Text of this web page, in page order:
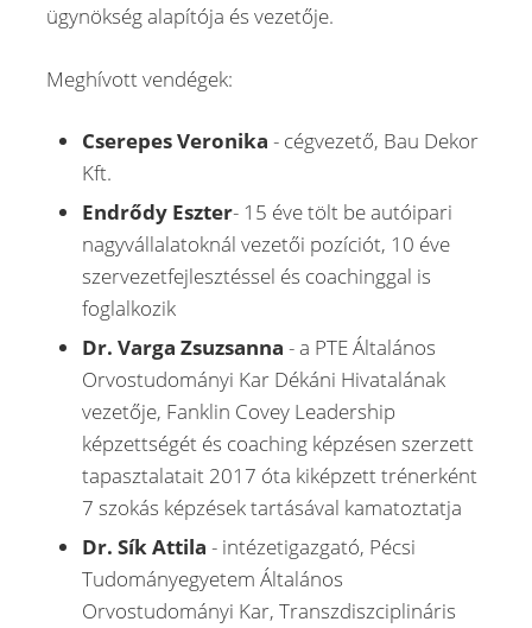
ügynökség alapítója és vezetője.
Meghívott vendégek:
Cserepes Veronika - cégvezető, Bau Dekor
Kft.
Endrődy Eszter- 15 éve tölt be autóipari
nagyvállalatoknál vezetői pozíciót, 10 éve
szervezetfejlesztéssel és coachinggal is
foglalkozik
Dr. Varga Zsuzsanna - a PTE Általános
Orvostudományi Kar Dékáni Hivatalának
vezetője, Fanklin Covey Leadership
képzettségét és coaching képzésen szerzett
tapasztalatait 2017 óta kiképzett trénerként
7 szokás képzések tartásával kamatoztatja
Dr. Sík Attila - intézetigazgató, Pécsi
Tudományegyetem Általános
Orvostudományi Kar, Transzdiszciplináris